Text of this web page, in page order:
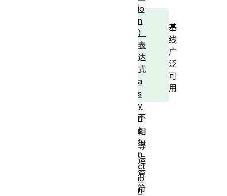
基
线
广
泛
可
用
不
相
等
运
算
符
io
n
）
表
达
式
a
s
y
n
c
fu
n
ct
io
n